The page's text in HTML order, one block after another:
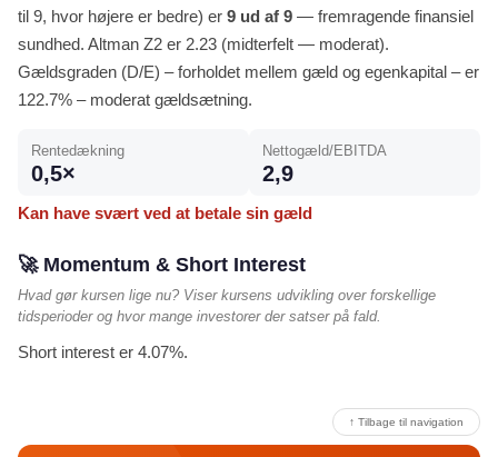
til 9, hvor højere er bedre) er 9 ud af 9 — fremragende finansiel
sundhed. Altman Z2 er 2.23 (midterfelt — moderat).
Gældsgraden (D/E) – forholdet mellem gæld og egenkapital – er
122.7% – moderat gældsætning.
Rentedækning
0,5×
Nettogæld/EBITDA
2,9
Kan have svært ved at betale sin gæld
🚀 Momentum & Short Interest
Hvad gør kursen lige nu? Viser kursens udvikling over forskellige
tidsperioder og hvor mange investorer der satser på fald.
Short interest er 4.07%.
↑ Tilbage til navigation